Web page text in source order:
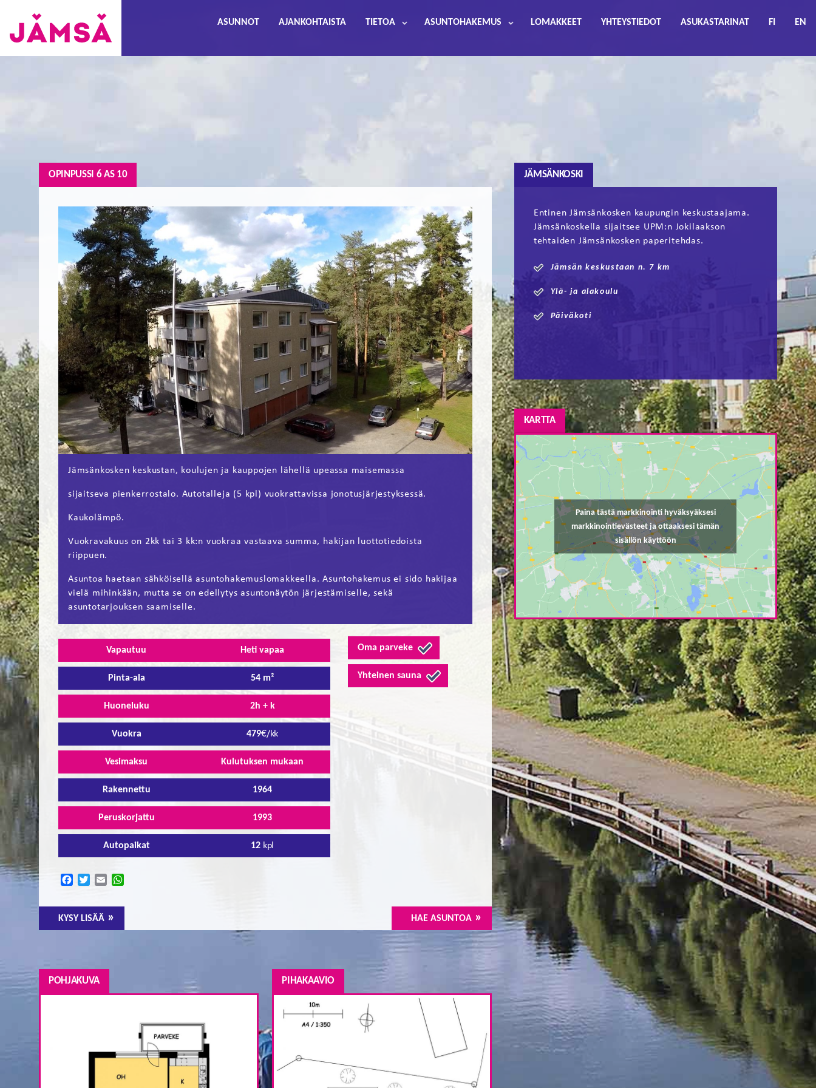
sisältöön
ASUNNOT AJANKOHTAISTA TIETOA ASUNTOHAKEMUS LOMAKKEET YHTEYSTIEDOT ASUKASTARINAT FI EN
OPINPUSSI 6 AS 10
Jämsänkosken keskustan, koulujen ja kauppojen lähellä upeassa maisemassa
sijaitseva pienkerrostalo. Autotalleja (5 kpl) vuokrattavissa jonotusjärjestyksessä.
Kaukolämpö.
Vuokravakuus on 2kk tai 3 kk:n vuokraa vastaava summa, hakijan luottotiedoista
riippuen.
Asuntoa haetaan sähköisellä asuntohakemuslomakkeella. Asuntohakemus ei sido hakijaa
vielä mihinkään, mutta se on edellytys asuntonäytön järjestämiselle, sekä
asuntotarjouksen saamiselle.
Vapautuu Heti vapaa
Pinta-ala 54 m²
Huoneluku 2h + k
Vuokra 479€/kk
Vesimaksu Kulutuksen mukaan
Rakennettu 1964
Peruskorjattu 1993
Autopaikat 12kpl
Oma parveke
Yhteinen sauna
KYSY LISÄÄ HAE ASUNTOA
FacebookTwitterEmail
POHJAKUVA PIHAKAAVIO
JÄMSÄNKOSKI
Entinen Jämsänkosken kaupungin keskustaajama.
Jämsänkoskella sijaitsee UPM:n Jokilaakson
tehtaiden Jämsänkosken paperitehdas.
Jämsän keskustaan n. 7 km
Ylä- ja alakoulu
Päiväkoti
KARTTA
Paina tästä markkinointi hyväksyäksesi
markkinointievästeet ja ottaaksesi tämän
sisällön käyttöön